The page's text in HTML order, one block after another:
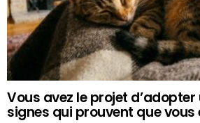
Vous avez le projet
signes qui prouvent que vous